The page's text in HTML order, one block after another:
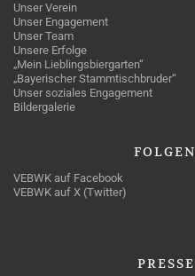
Unser Verein
Unser Engagement
Unser Team
Unsere Erfolge
„Mein Lieblingsbiergarten“
„Bayerischer Stammtischbruder“
Unser soziales Engagement
Bildergalerie
FOLGEN
VEBWK auf Facebook
VEBWK auf X (Twitter)
PRESSE